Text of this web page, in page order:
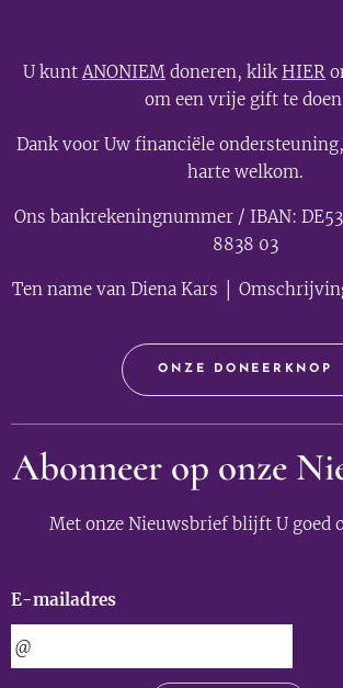
U kuntANONIEM doneren, klikHIER
om een vrije gift te
Dank voor Uw financiële
harte welkom.
Ons bankrekeningnummer / IBAN:
8838 03
Ten name van Diena Kars │
ONZE DONEERKNOP
Abonneer op onze
Met onze Nieuwsbrief blijft U goed
E-mailadres